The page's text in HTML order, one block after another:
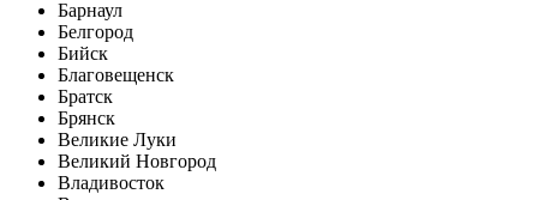
Барнаул
Белгород
Бийск
Благовещенск
Братск
Брянск
Великие Луки
Великий Новгород
Владивосток